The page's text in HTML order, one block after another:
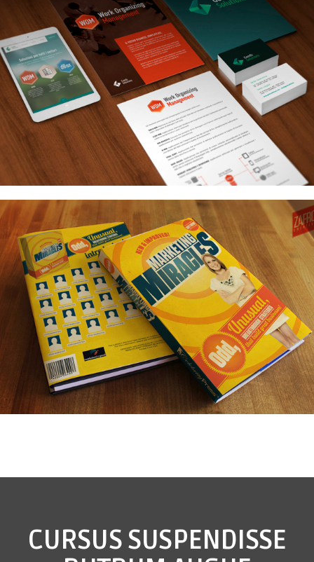
CURSUSSUSPENDISSE